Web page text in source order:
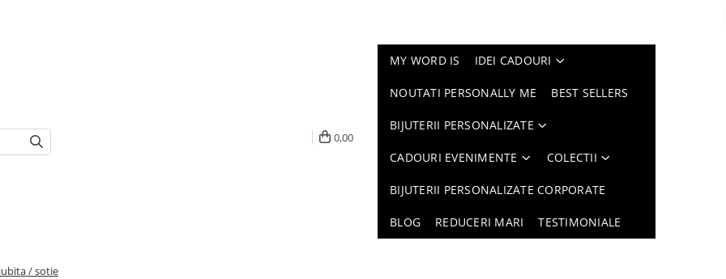
0,00
MY WORD IS IDEI CADOURI
NOUTATI PERSONALLY ME BEST SELLERS
BIJUTERII PERSONALIZATE
CADOURI EVENIMENTE COLECTII
BIJUTERII PERSONALIZATE CORPORATE
BLOG REDUCERI MARI TESTIMONIALE
/ sotie